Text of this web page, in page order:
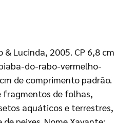
Lucinda, 2005. CP 6,8 cm
do-rabo-vermelho-
de comprimento padrão.
de folhas,
aquáticos e terrestres,